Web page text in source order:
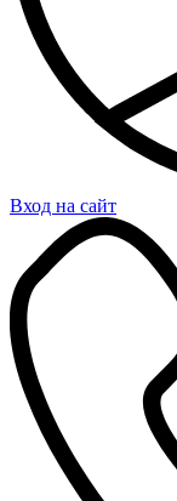
Вход на сайт